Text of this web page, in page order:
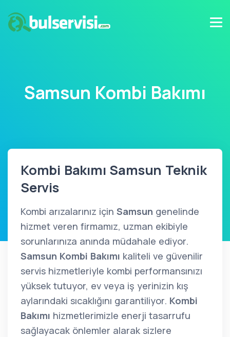
Samsun Kombi Bakımı
Kombi Bakımı Samsun Teknik
Servis
Kombi arızalarınız için Samsun genelinde
hizmet veren firmamız, uzman ekibiyle
sorunlarınıza anında müdahale ediyor.
Samsun Kombi Bakımı kaliteli ve güvenilir
servis hizmetleriyle kombi performansınızı
yüksek tutuyor, ev veya iş yerinizin kış
aylarındaki sıcaklığını garantiliyor. Kombi
Bakımı hizmetlerimizle enerji tasarrufu
sağlayacak önlemler alarak sizlere